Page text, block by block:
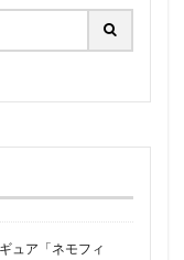
ュア「ネモフィ